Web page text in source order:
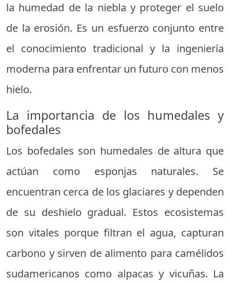
la humedad de la niebla y proteger el suelo
de la erosión. Es un esfuerzo conjunto entre
el conocimiento tradicional y la ingeniería
moderna para enfrentar un futuro con menos
hielo.
La importancia de los humedales y
bofedales
Los bofedales son humedales de altura que
actúan como esponjas naturales. Se
encuentran cerca de los glaciares y dependen
de su deshielo gradual. Estos ecosistemas
son vitales porque filtran el agua, capturan
carbono y sirven de alimento para camélidos
sudamericanos como alpacas y vicuñas. La